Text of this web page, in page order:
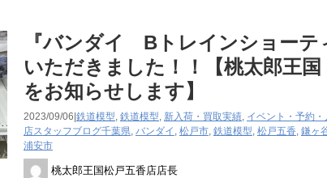
『バンダイ Bトレインショーテ
いただきました！！【桃太郎王
をお知らせします】
2023/09/06| 鉄道模型, 鉄道模型, 新入荷・買取実績, イベント・予約・
店スタッフブログ千葉県, バンダイ , 松戸市, 鉄道模型, 松戸五香, 鎌ヶ
浦安市
桃太郎王国松戸五香店店長